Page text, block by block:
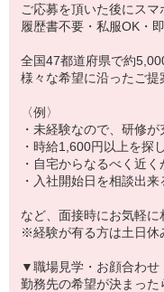
ご応募を頂いた後にスマ
履歴書不要・私服OK・
全国47都道府県で約
様々な希望に沿ったご提
〈例〉
・未経験なので、研修
・時給1,600円以上を探
・自宅からなるべく近く
・入社開始日を相談出
など、面接時にお気軽に
※経験が有る方は土日休
▼職場見学・お顔合わせ
勤務先の希望が決まった